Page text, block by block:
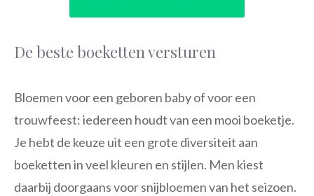
De beste boeketten versturen
Bloemen voor een geboren baby of voor een
trouwfeest: iedereen houdt van een mooi boeketje.
Je hebt de keuze uit een grote diversiteit aan
boeketten in veel kleuren en stijlen. Men kiest
daarbij doorgaans voor snijbloemen van het seizoen.